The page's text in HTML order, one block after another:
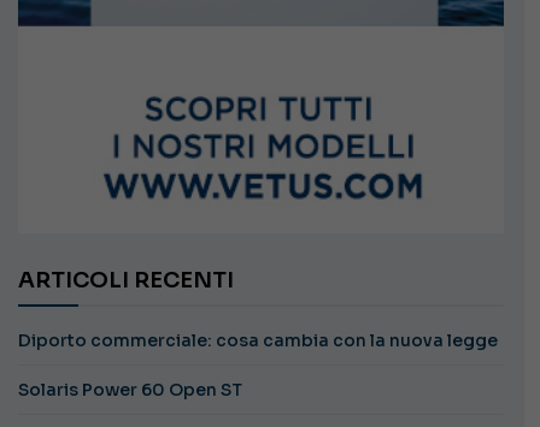
ARTICOLI RECENTI
Diporto commerciale: cosa cambia con la nuova legge
Solaris Power 60 Open ST